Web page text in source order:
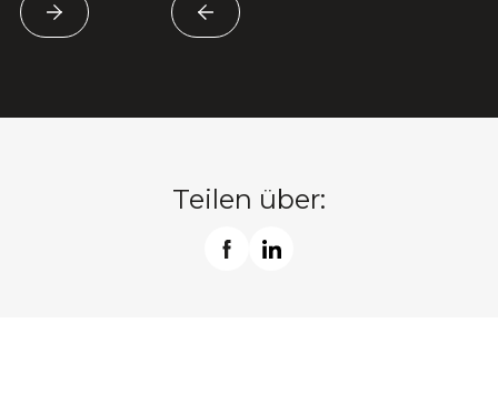
Teilen über: